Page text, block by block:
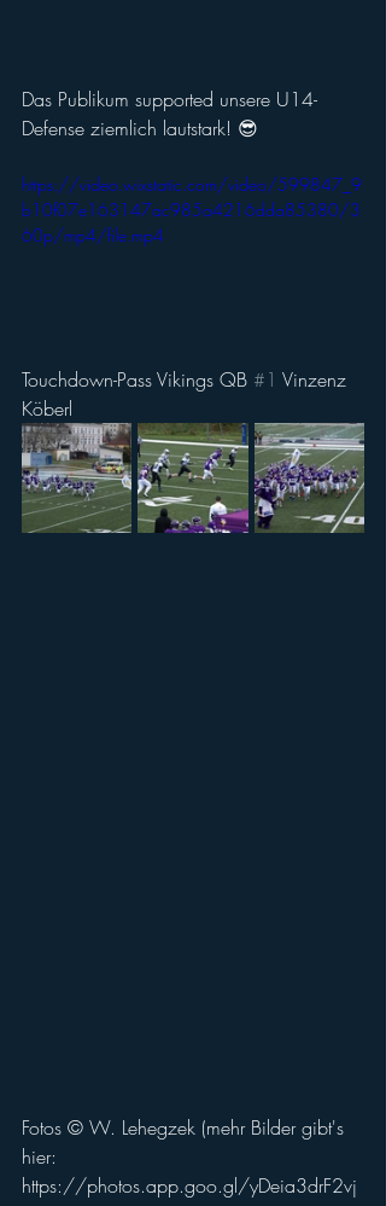
Das Publikum supported unsere U14-
Defense ziemlich lautstark! 😎
https://video.wixstatic.com/video/599847_9
b10f07e163147ac985a4216dda85380/3
60p/mp4/file.mp4
Touchdown-Pass Vikings QB #1 Vinzenz
Köberl
Fotos © W. Lehegzek (mehr Bilder gibt's
hier:
https://photos.app.goo.gl/yDeia3drF2vj